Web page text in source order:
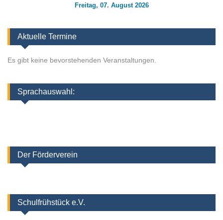
Freitag, 07. August 2026
Aktuelle Termine
Es gibt keine bevorstehenden Veranstaltungen.
Sprachauswahl:
Der Förderverein
Schulfrühstück e.V.